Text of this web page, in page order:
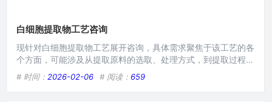
白细胞提取物工艺咨询
现针对白细胞提取物工艺展开咨询，具体需求聚焦于该工艺的各
个方面，可能涉及从提取原料的选取、处理方式，到提取过程中
所运用的技术手段、条件参数，以及最终提取物的质量把控等相
关内容，旨在深入了解如何优化白细胞提取物的生产工艺，以获
# 时间： 2026-02-06 # 阅读： 659